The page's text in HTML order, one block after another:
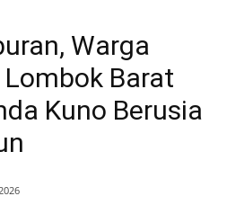
Warga
Barat
Kuno Berusia